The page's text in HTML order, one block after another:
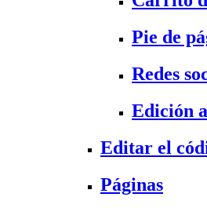
Pie de
Redes
Edición
Editar el
Páginas